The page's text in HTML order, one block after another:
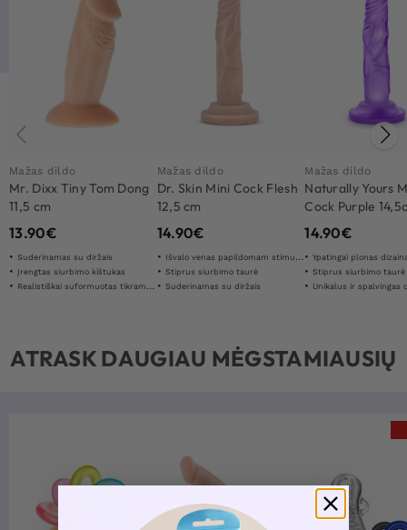
Mažas dildo
Mr. Dixx Tiny Tom Dong
11,5 cm
13.90€
Suderinamas su diržais
Įrengtas siurbimo kištukas
Realistiškai suformuotas tikram jausmui
Mažas dildo
Dr. Skin Mini Cock Flesh
12,5 cm
14.90€
Išvalo venas papildomam stimuliavimui
Stiprus siurbimo taurė
Suderinamas su diržais
Mažas dildo
Naturally Yours
Cock Purple
14.90€
Ypatingai plonas
Stiprus siurbimo taurė
Unikalus ir spalvingas
ATRASK DAUGIAU MĖGSTAMIAUSIŲ